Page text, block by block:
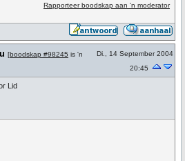
Rapporteer boodskap aan 'n moderator
[boodskap #98245 is 'n
Di., 14 September 2004
20:45
Lid